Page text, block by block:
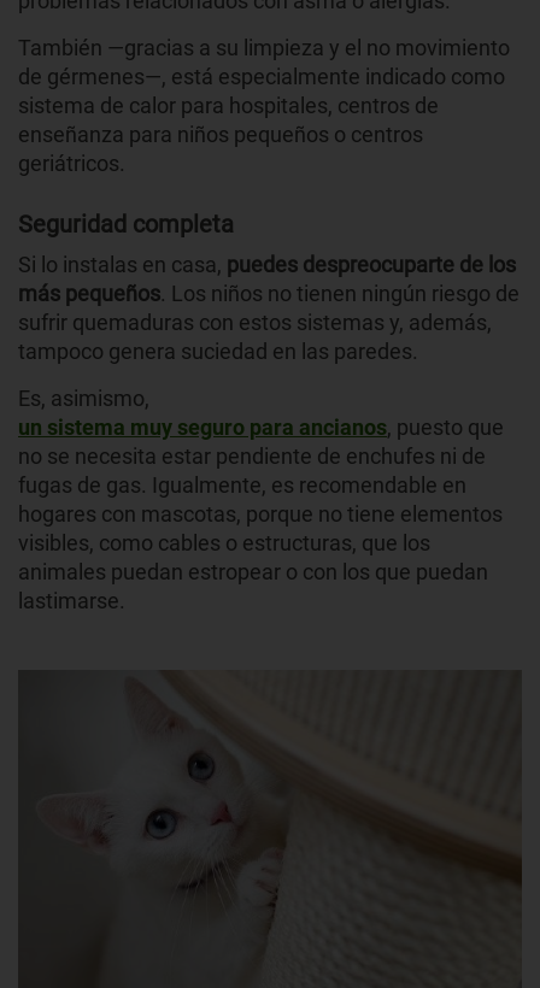
También —gracias a su limpieza y el no movimiento
de gérmenes—, está especialmente indicado como
sistema de calor para hospitales, centros de
enseñanza para niños pequeños o centros
geriátricos.
Seguridad completa
Si lo instalas en casa, puedes despreocuparte de los
más pequeños. Los niños no tienen ningún riesgo de
sufrir quemaduras con estos sistemas y, además,
tampoco genera suciedad en las paredes.
Es, asimismo,
un sistema muy seguro para ancianos, puesto que
no se necesita estar pendiente de enchufes ni de
fugas de gas. Igualmente, es recomendable en
hogares con mascotas, porque no tiene elementos
visibles, como cables o estructuras, que los
animales puedan estropear o con los que puedan
lastimarse.